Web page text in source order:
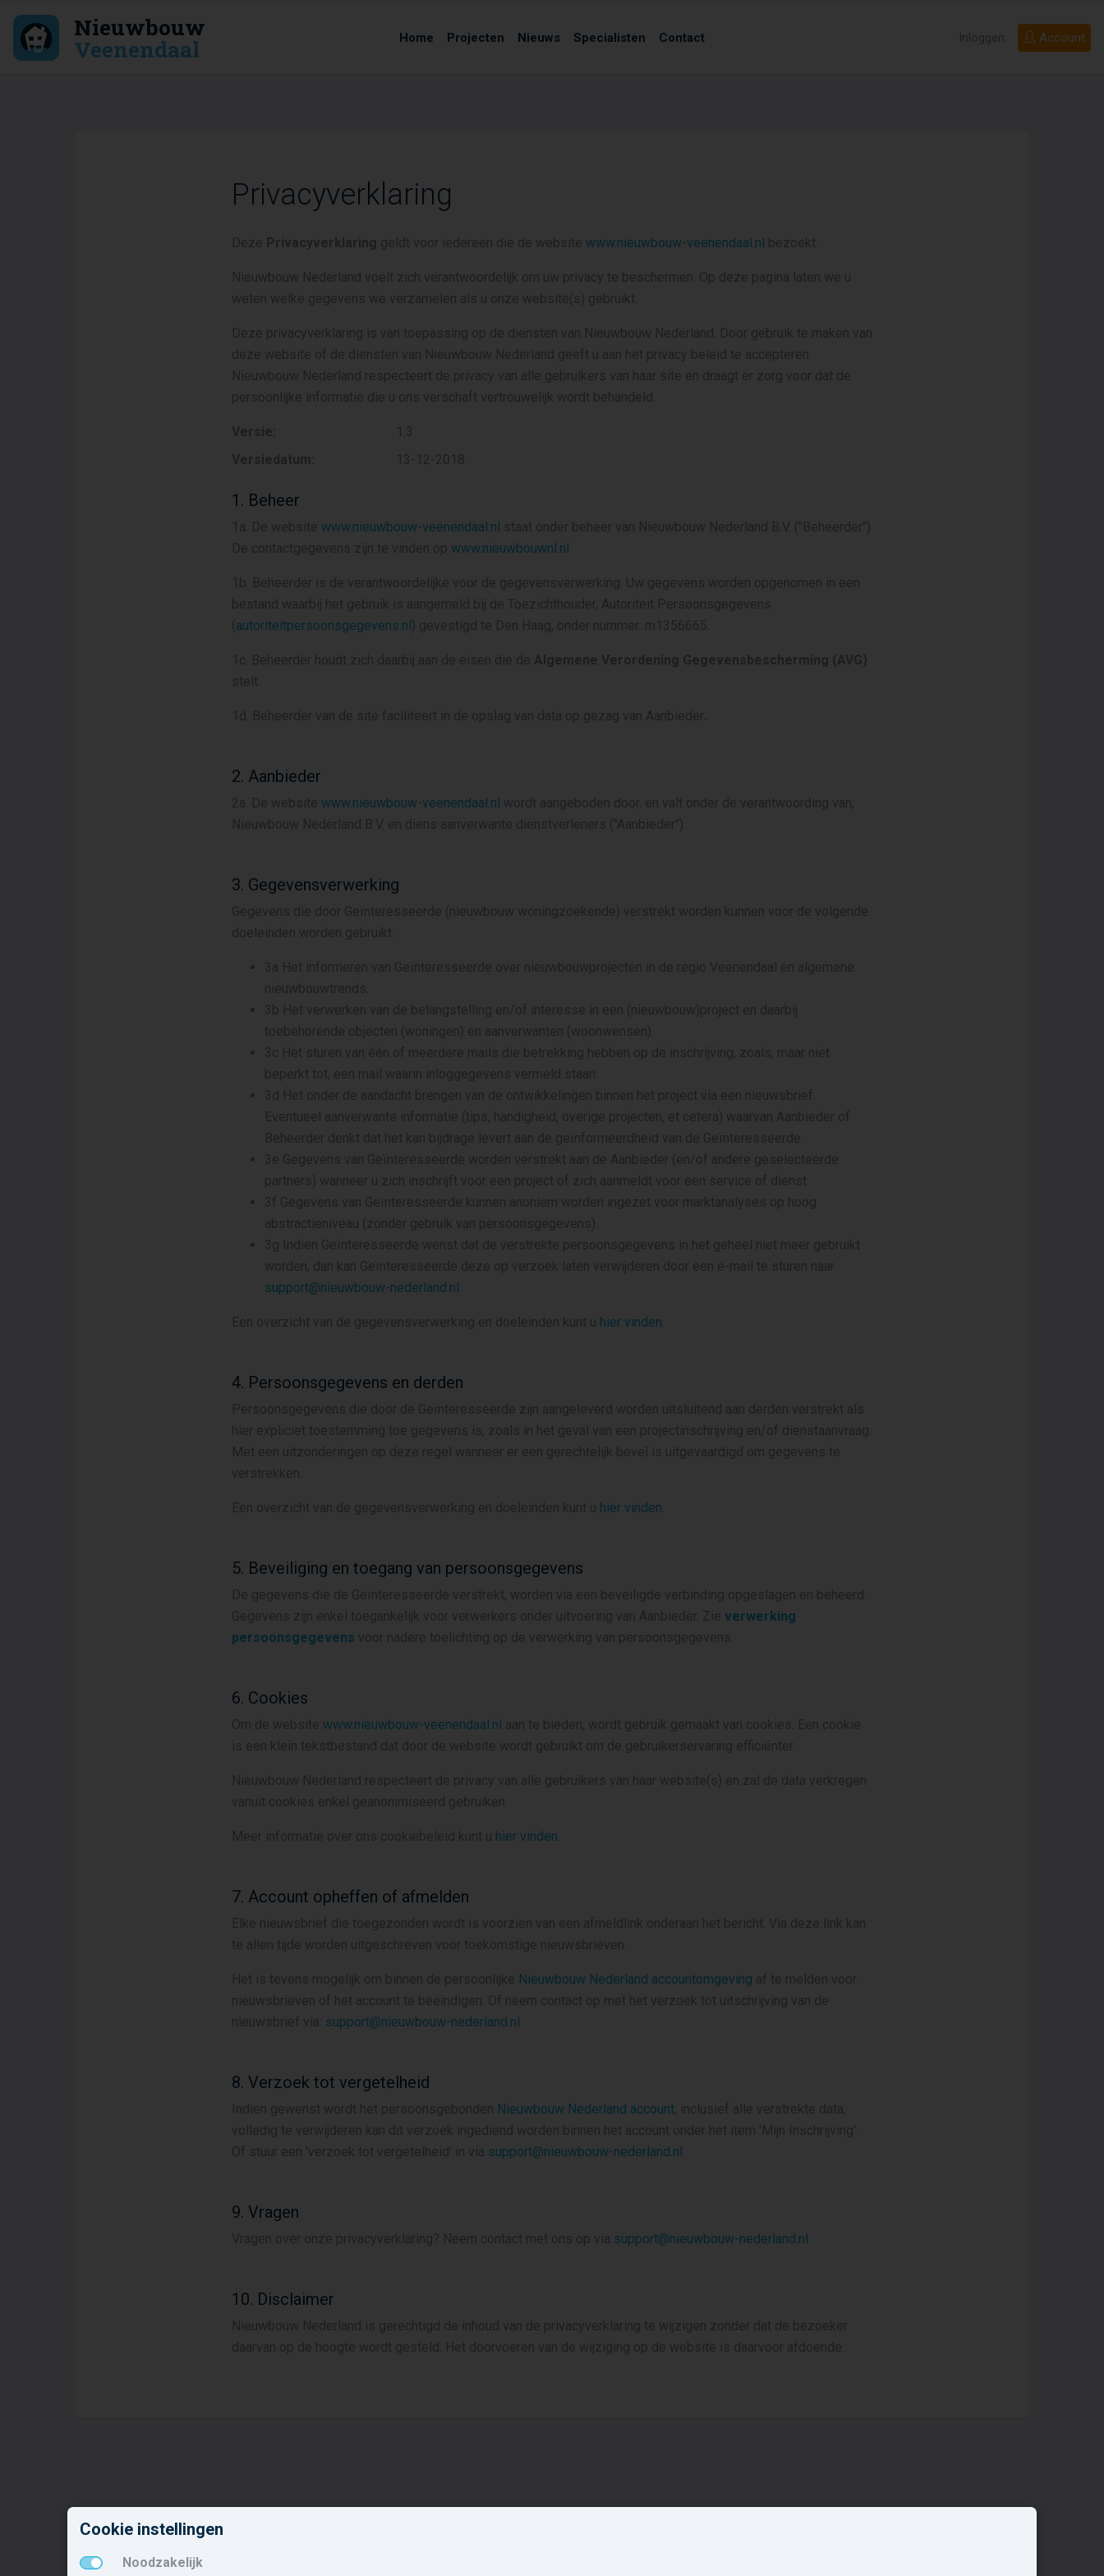
Nieuwbouw
Veenendaal Home Projecten Nieuws Specialisten Contact Account
Inloggen
Privacyverklaring
Deze Privacyverklaring geldt voor iedereen die de website www.nieuwbouw-veenendaal.nl bezoekt.
Nieuwbouw Nederland voelt zich verantwoordelijk om uw privacy te beschermen. Op deze pagina laten we u
weten welke gegevens we verzamelen als u onze website(s) gebruikt.
Deze privacyverklaring is van toepassing op de diensten van Nieuwbouw Nederland. Door gebruik te maken van
deze website of de diensten van Nieuwbouw Nederland geeft u aan het privacy beleid te accepteren.
Nieuwbouw Nederland respecteert de privacy van alle gebruikers van haar site en draagt er zorg voor dat de
persoonlijke informatie die u ons verschaft vertrouwelijk wordt behandeld.
Versie:
1.3
Versiedatum:
13-12-2018
1. Beheer
1a. De website www.nieuwbouw-veenendaal.nl staat onder beheer van Nieuwbouw Nederland B.V. ("Beheerder")
De contactgegevens zijn te vinden op www.nieuwbouwnl.nl
1b. Beheerder is de verantwoordelijke voor de gegevensverwerking. Uw gegevens worden opgenomen in een
bestand waarbij het gebruik is aangemeld bij de Toezichthouder, Autoriteit Persoonsgegevens
( autoriteitpersoonsgegevens.nl) gevestigd te Den Haag, onder nummer: m1356665.
1c. Beheerder houdt zich daarbij aan de eisen die de Algemene Verordening Gegevensbescherming (AVG)
stelt.
1d. Beheerder van de site faciliteert in de opslag van data op gezag van Aanbieder
2. Aanbieder
2a. De website www.nieuwbouw-veenendaal.nl wordt aangeboden door, en valt onder de verantwoording van,
Nieuwbouw Nederland B.V. en diens aanverwante dienstverleners ("Aanbieder").
3. Gegevensverwerking
Gegevens die door Geïnteresseerde (nieuwbouw woningzoekende) verstrekt worden kunnen voor de volgende
doeleinden worden gebruikt:
3a Het informeren van Geïnteresseerde over nieuwbouwprojecten in de regio Veenendaal en algemene
nieuwbouwtrends.
3b Het verwerken van de belangstelling en/of interesse in een (nieuwbouw)project en daarbij
toebehorende objecten (woningen) en aanverwanten (woonwensen).
3c Het sturen van één of meerdere mails die betrekking hebben op de inschrijving, zoals, maar niet
beperkt tot, een mail waarin inloggegevens vermeld staan.
3d Het onder de aandacht brengen van de ontwikkelingen binnen het project via een nieuwsbrief.
Eventueel aanverwante informatie (tips, handigheid, overige projecten, et cetera) waarvan Aanbieder of
Beheerder denkt dat het kan bijdrage levert aan de geïnformeerdheid van de Geïnteresseerde.
3e Gegevens van Geïnteresseerde worden verstrekt aan de Aanbieder (en/of andere geselecteerde
partners) wanneer u zich inschrijft voor een project of zich aanmeldt voor een service of dienst.
3f Gegevens van Geïnteresseerde kunnen anoniem worden ingezet voor marktanalyses op hoog
abstractieniveau (zonder gebruik van persoonsgegevens).
3g Indien Geïnteresseerde wenst dat de verstrekte persoonsgegevens in het geheel niet meer gebruikt
worden, dan kan Geïnteresseerde deze op verzoek laten verwijderen door een e-mail te sturen naar
support@nieuwbouw-nederland.nl
Een overzicht van de gegevensverwerking en doeleinden kunt u hier vinden
4. Persoonsgegevens en derden
Persoonsgegevens die door de Geïnteresseerde zijn aangeleverd worden uitsluitend aan derden verstrekt als
hier expliciet toestemming toe gegevens is, zoals in het geval van een projectinschrijving en/of dienstaanvraag.
Met een uitzonderingen op deze regel wanneer er een gerechtelijk bevel is uitgevaardigd om gegevens te
verstrekken.
Een overzicht van de gegevensverwerking en doeleinden kunt u hier vinden
5. Beveiliging en toegang van persoonsgegevens
De gegevens die de Geïnteresseerde verstrekt, worden via een beveiligde verbinding opgeslagen en beheerd.
Gegevens zijn enkel toegankelijk voor verwerkers onder uitvoering van Aanbieder. Zie verwerking
persoonsgegevens voor nadere toelichting op de verwerking van persoonsgegevens.
6. Cookies
Om de website www.nieuwbouw-veenendaal.nl aan te bieden, wordt gebruik gemaakt van cookies. Een cookie
is een klein tekstbestand dat door de website wordt gebruikt om de gebruikerservaring efficiënter.
Nieuwbouw Nederland respecteert de privacy van alle gebruikers van haar website(s) en zal de data verkregen
vanuit cookies enkel geanonimiseerd gebruiken.
Meer informatie over ons cookiebeleid kunt u hier vinden.
7. Account opheffen of afmelden
Elke nieuwsbrief die toegezonden wordt is voorzien van een afmeldlink onderaan het bericht. Via deze link kan
te allen tijde worden uitgeschreven voor toekomstige nieuwsbrieven.
Het is tevens mogelijk om binnen de persoonlijke Nieuwbouw Nederland accountomgeving af te melden voor
nieuwsbrieven of het account te beëindigen. Of neem contact op met het verzoek tot uitschrijving van de
nieuwsbrief via: support@nieuwbouw-nederland.nl
8. Verzoek tot vergetelheid
Indien gewenst wordt het persoonsgebonden Nieuwbouw Nederland account, inclusief alle verstrekte data,
volledig te verwijderen kan dit verzoek ingediend worden binnen het account onder het item 'Mijn Inschrijving'.
Of stuur een 'verzoek tot vergetelheid' in via support@nieuwbouw-nederland.nl
9. Vragen
Vragen over onze privacyverklaring? Neem contact met ons op via support@nieuwbouw-nederland.nl
10. Disclaimer
Nieuwbouw Nederland is gerechtigd de inhoud van de privacyverklaring te wijzigen zonder dat de bezoeker
daarvan op de hoogte wordt gesteld. Het doorvoeren van de wijziging op de website is daarvoor afdoende.
Nieuwbouw in deze
gemeente
Alle nieuwbouw projecten
Cookie instellingen
Noodzakelijk